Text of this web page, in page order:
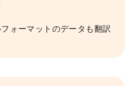
ォーマットのデータも翻訳